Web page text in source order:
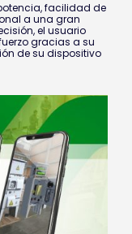
facilidad de
a una gran
el usuario
gracias a su
de su dispositivo